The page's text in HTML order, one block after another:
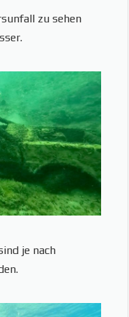
zu sehen
je nach